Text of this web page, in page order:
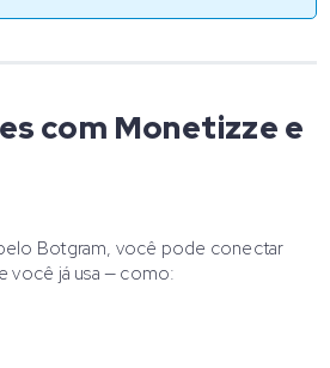
com Monetizze e
Botgram, você pode conectar
você já usa — como: